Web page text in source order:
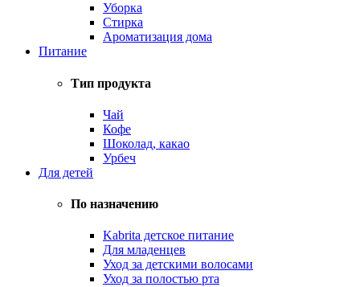
Уборка
Стирка
Ароматизация дома
Питание
Тип продукта
Чай
Кофе
Шоколад, какао
Урбеч
Для детей
По назначению
Kabrita детское питание
Для младенцев
Уход за детскими волосами
Уход за полостью рта